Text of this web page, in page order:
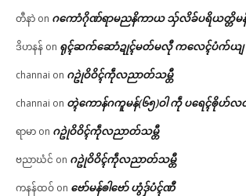
တီနာဲ on ဂကောံဂိုဏ်ရာမညနိကာယ သှ်လိခ်ပရိယတ္တိမန်
ဒိဟနန် on ရုၚ်ဆက်ဆောံဍုၚ်မတ်မလီု ကလေၚ်ပံက်ယျ
channai on ဂဥုဲဝိဝိၚ်ကဵုလညာတ်သမ္တီ
channai on တ္ၚဲကောန်ဂကူမန်(၆၅)ဝါ ကဵု ပရေၚ်ၜိုဟ်
ရာမာ on ဂဥုဲဝိဝိၚ်ကဵုလညာတ်သမ္တီ
ဗညာဃံင် on ဂဥုဲဝိဝိၚ်ကဵုလညာတ်သမ္တီ
ကနန်ထဝ် on ဗော်မန်ၜါဗော် ဟွံဒှ်ပံၚ်ဏီ